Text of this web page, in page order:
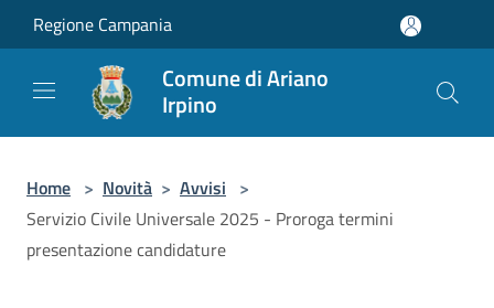
Salta al contenuto principale
Regione Campania
Comune di Ariano
Irpino
Home > Novità > Avvisi >
Servizio Civile Universale 2025 - Proroga termini
presentazione candidature